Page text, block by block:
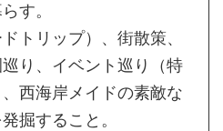
す。
トリップ）、街散策、
り、イベント巡り（特
西海岸メイドの素敵な
掘すること。